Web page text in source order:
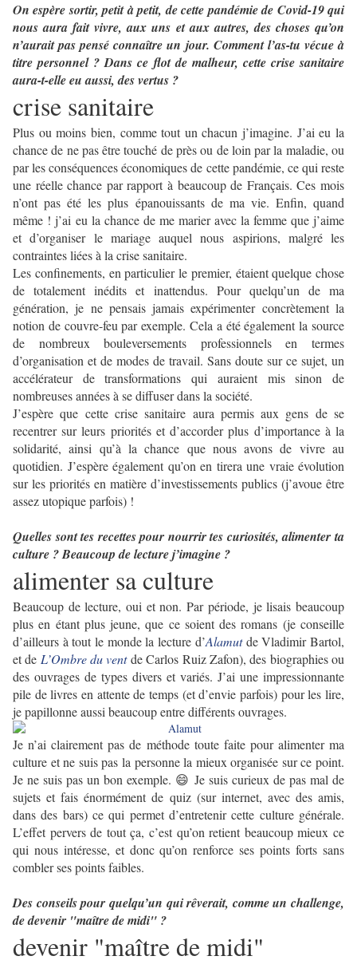
On espère sortir, petit à petit, de cette pandémie de Covid-19 qui
nous aura fait vivre, aux uns et aux autres, des choses qu’on
n’aurait pas pensé connaître un jour. Comment l’as-tu vécue à
titre personnel ? Dans ce flot de malheur, cette crise sanitaire
aura-t-elle eu aussi, des vertus ?
crise sanitaire
Plus ou moins bien, comme tout un chacun j’imagine. J’ai eu la
chance de ne pas être touché de près ou de loin par la maladie, ou
par les conséquences économiques de cette pandémie, ce qui reste
une réelle chance par rapport à beaucoup de Français. Ces mois
n’ont pas été les plus épanouissants de ma vie. Enfin, quand
même ! j’ai eu la chance de me marier avec la femme que j’aime
et d’organiser le mariage auquel nous aspirions, malgré les
contraintes liées à la crise sanitaire.
Les confinements, en particulier le premier, étaient quelque chose
de totalement inédits et inattendus. Pour quelqu’un de ma
génération, je ne pensais jamais expérimenter concrètement la
notion de couvre-feu par exemple. Cela a été également la source
de nombreux bouleversements professionnels en termes
d’organisation et de modes de travail. Sans doute sur ce sujet, un
accélérateur de transformations qui auraient mis sinon de
nombreuses années à se diffuser dans la société.
J’espère que cette crise sanitaire aura permis aux gens de se
recentrer sur leurs priorités et d’accorder plus d’importance à la
solidarité, ainsi qu’à la chance que nous avons de vivre au
quotidien. J’espère également qu’on en tirera une vraie évolution
sur les priorités en matière d’investissements publics (j’avoue être
assez utopique parfois) !
Quelles sont tes recettes pour nourrir tes curiosités, alimenter ta
culture ? Beaucoup de lecture j’imagine ?
alimenter sa culture
Beaucoup de lecture, oui et non. Par période, je lisais beaucoup
plus en étant plus jeune, que ce soient des romans (je conseille
d’ailleurs à tout le monde la lecture d’Alamutde Vladimir Bartol,
et de L’Ombre du ventde Carlos Ruiz Zafon), des biographies ou
des ouvrages de types divers et variés. J’ai une impressionnante
pile de livres en attente de temps (et d’envie parfois) pour les lire,
je papillonne aussi beaucoup entre différents ouvrages.
Je n’ai clairement pas de méthode toute faite pour alimenter ma
culture et ne suis pas la personne la mieux organisée sur ce point.
Je ne suis pas un bon exemple. 😄 Je suis curieux de pas mal de
sujets et fais énormément de quiz (sur internet, avec des amis,
dans des bars) ce qui permet d’entretenir cette culture générale.
L’effet pervers de tout ça, c’est qu’on retient beaucoup mieux ce
qui nous intéresse, et donc qu’on renforce ses points forts sans
combler ses points faibles.
Des conseils pour quelqu’un qui rêverait, comme un challenge,
de devenir "maître de midi" ?
devenir "maître de midi"